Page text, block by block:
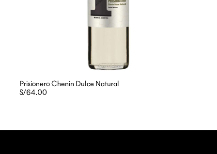
Prisionero Chenin Dulce Natural
S/64.00